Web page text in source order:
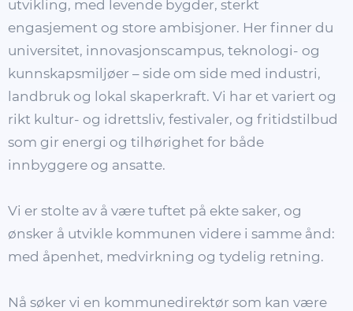
utvikling, med levende bygder, sterkt
engasjement og store ambisjoner. Her finner du
universitet, innovasjonscampus, teknologi- og
kunnskapsmiljøer – side om side med industri,
landbruk og lokal skaperkraft. Vi har et variert og
rikt kultur- og idrettsliv, festivaler, og fritidstilbud
som gir energi og tilhørighet for både
innbyggere og ansatte.
Vi er stolte av å være tuftet på ekte saker, og
ønsker å utvikle kommunen videre i samme ånd:
med åpenhet, medvirkning og tydelig retning.
Nå søker vi en kommunedirektør som kan være